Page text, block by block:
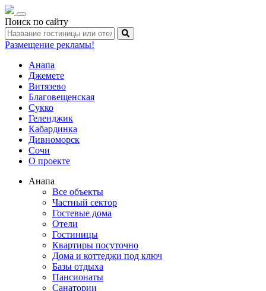
Toggle
navigation
Поиск по сайту
Размещение рекламы!
Анапа
Джемете
Витязево
Благовещенская
Сукко
Геленджик
Кабардинка
Дивноморск
Сочи
О проекте
Анапа
Все объекты
Частный сектор
Гостевые дома
Отели
Гостиницы
Квартиры посуточно
Дома и коттеджи под ключ
Базы отдыха
Пансионаты
Санатории